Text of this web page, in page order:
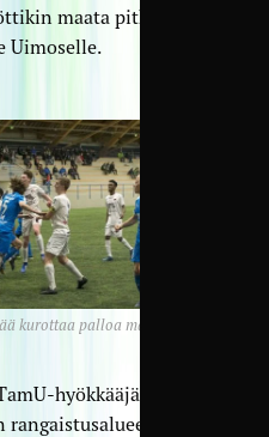
maata pitkin
Uimoselle.
kurottaa palloa maaliin.
hyökkääjä